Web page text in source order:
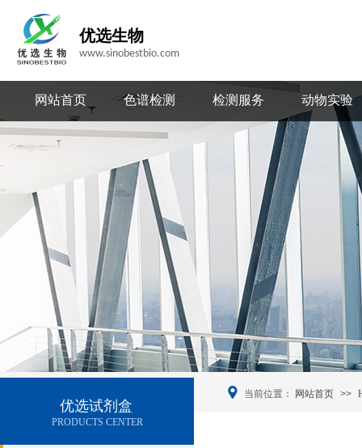
www.sinobestbio.com
优选生物
网站首页 色谱检测 检测服务 动物实验
网站首页 >>
当前位置：
优选试剂盒
PRODUCTS CENTER